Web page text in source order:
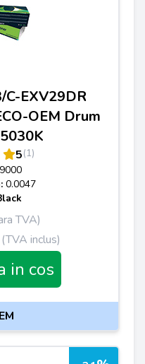
C-EXV29DR
OEM Drum
5(1)
0.0047
TVA)
(TVA inclus)
in cos